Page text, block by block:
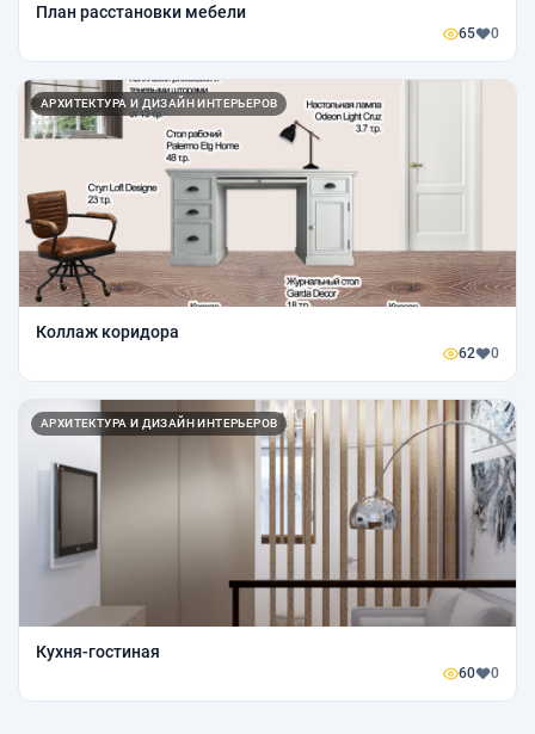
План расстановки мебели
65 0
АРХИТЕКТУРА И ДИЗАЙН ИНТЕРЬЕРОВ
Коллаж коридора
62 0
АРХИТЕКТУРА И ДИЗАЙН ИНТЕРЬЕРОВ
Кухня-гостиная
60 0